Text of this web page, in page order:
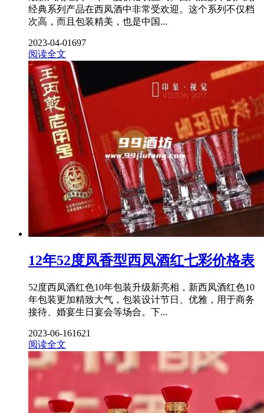
经典系列产品在西凤酒中非常受欢迎。这个系列不仅档
次高，而且包装精美，也是中国...
2023-04-01697
阅读全文
12年52度凤香型西凤酒红七彩价格表
52度西凤酒红色10年包装升级新亮相，新西凤酒红色10
年包装更加精致大气，包装设计节日、优雅，用于商务
接待、婚宴生日宴会等场合。下...
2023-06-161621
阅读全文